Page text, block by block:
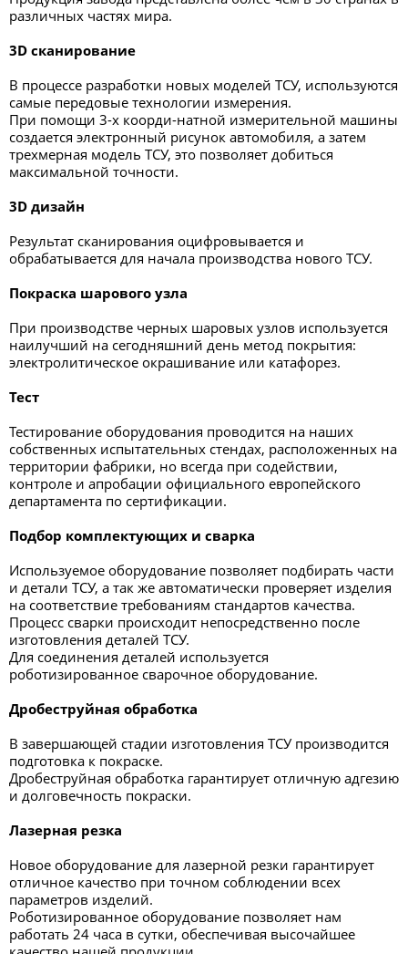
различных частях мира.
3D сканирование
В процессе разработки новых моделей ТСУ, используются
самые передовые технологии измерения.
При помощи 3-х коорди-натной измерительной машины
создается электронный рисунок автомобиля, а затем
трехмерная модель ТСУ, это позволяет добиться
максимальной точности.
3D дизайн
Результат сканирования оцифровывается и
обрабатывается для начала производства нового ТСУ.
Покраска шарового узла
При производстве черных шаровых узлов используется
наилучший на сегодняшний день метод покрытия:
электролитическое окрашивание или катафорез.
Тест
Тестирование оборудования проводится на наших
собственных испытательных стендах, расположенных на
территории фабрики, но всегда при содействии,
контроле и апробации официального европейского
департамента по сертификации.
Подбор комплектующих и сварка
Используемое оборудование позволяет подбирать части
и детали ТСУ, а так же автоматически проверяет изделия
на соответствие требованиям стандартов качества.
Процесс сварки происходит непосредственно после
изготовления деталей ТСУ.
Для соединения деталей используется
роботизированное сварочное оборудование.
Дробеструйная обработка
В завершающей стадии изготовления ТСУ производится
подготовка к покраске.
Дробеструйная обработка гарантирует отличную адгезию
и долговечность покраски.
Лазерная резка
Новое оборудование для лазерной резки гарантирует
отличное качество при точном соблюдении всех
параметров изделий.
Роботизированное оборудование позволяет нам
работать 24 часа в сутки, обеспечивая высочайшее